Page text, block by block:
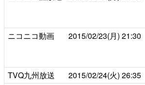
ニコニコ動画 2015/02/23(月) 21:30
TVQ九州放送 2015/02/24(火) 26:35